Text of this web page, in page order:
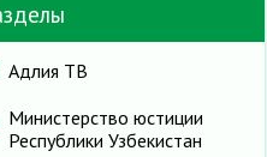
Адлия ТВ
Министерство юстиции
Республики Узбекистан